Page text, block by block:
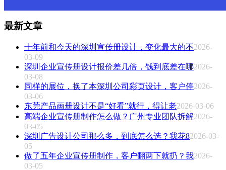
最新文章
十年前和今天的深圳宣传册设计，变化最大的不2026-
03-09
深圳企业宣传册设计报价差几倍，钱到底差在哪2026-
03-08
同样的展位，换了本深圳公司彩页设计，客户停2026-
03-06
东莞产品画册设计不是“好看”就行，得让老2026-03-06
高端企业宣传册制作怎么做？广州专业团队拆解2026-
03-05
深圳广告设计公司那么多，到底怎么选？我花82026-03-
05
做了五年企业宣传册制作，客户翻两下就扔？我2026-
03-05